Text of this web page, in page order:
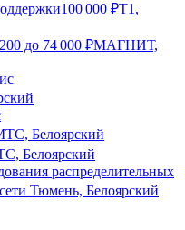
100 000 ₽Т1,
до 74 000 ₽МАГНИТ,
Белоярский
Белоярский
распределительных
Тюмень, Белоярский